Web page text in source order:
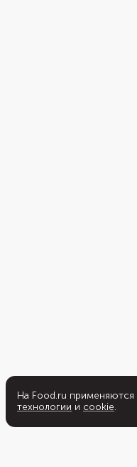
На Food.ru применяются
технологии и cookie.